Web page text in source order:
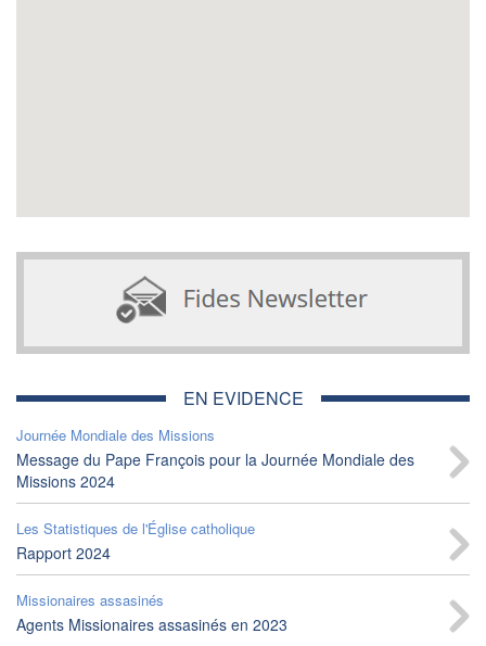
EN EVIDENCE
Journée Mondiale des Missions
Message du Pape François pour la Journée Mondiale des
Missions 2024
Les Statistiques de l'Église catholique
Rapport 2024
Missionaires assasinés
Agents Missionaires assasinés en 2023